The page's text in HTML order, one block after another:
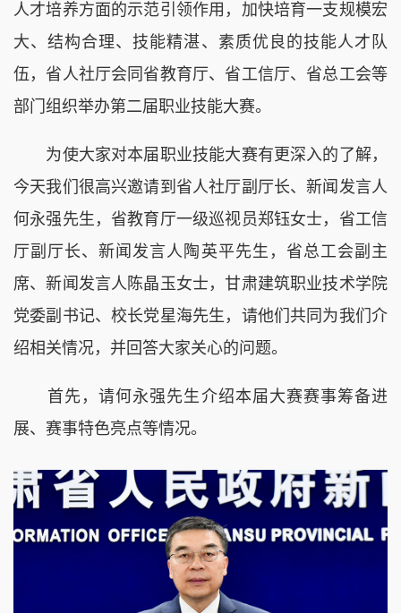
人才培养方面的示范引领作用，加快培育一支规模宏
大、结构合理、技能精湛、素质优良的技能人才队
伍，省人社厅会同省教育厅、省工信厅、省总工会等
部门组织举办第二届职业技能大赛。
为使大家对本届职业技能大赛有更深入的了解，
今天我们很高兴邀请到省人社厅副厅长、新闻发言人
何永强先生，省教育厅一级巡视员郑钰女士，省工信
厅副厅长、新闻发言人陶英平先生，省总工会副主
席、新闻发言人陈晶玉女士，甘肃建筑职业技术学院
党委副书记、校长党星海先生，请他们共同为我们介
绍相关情况，并回答大家关心的问题。
首先，请何永强先生介绍本届大赛赛事筹备进
展、赛事特色亮点等情况。